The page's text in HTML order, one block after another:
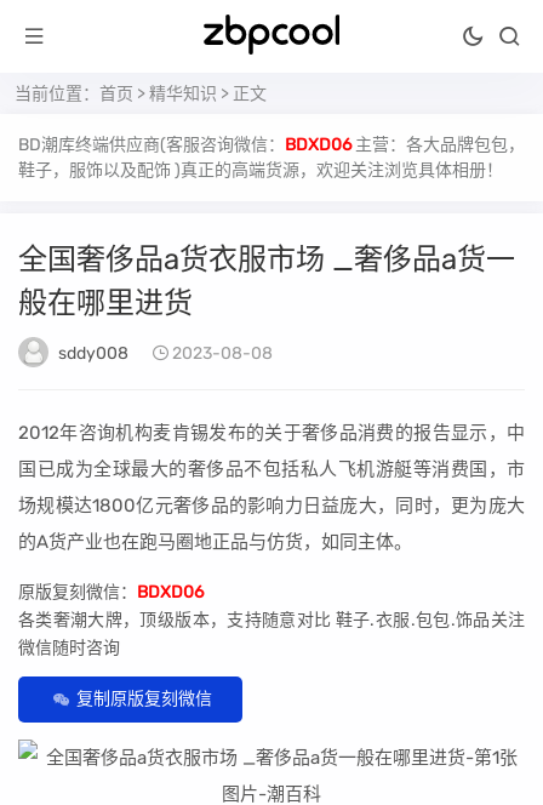
当前位置： 首页 >精华知识 > 正文
BD潮库终端供应商(客服咨询微信： BDXD06 主营：各大品牌包包，
鞋子，服饰以及配饰 )真正的高端货源，欢迎关注浏览具体相册！
全国奢侈品a货衣服市场 _奢侈品a货一
般在哪里进货
sddy008 2023-08-08
2012年咨询机构麦肯锡发布的关于奢侈品消费的报告显示，中
国已成为全球最大的奢侈品不包括私人飞机游艇等消费国，市
场规模达1800亿元奢侈品的影响力日益庞大，同时，更为庞大
的A货产业也在跑马圈地正品与仿货，如同主体。
原版复刻微信： BDXD06
各类奢潮大牌，顶级版本，支持随意对比 鞋子.衣服.包包.饰品关注
微信随时咨询
复制原版复刻微信